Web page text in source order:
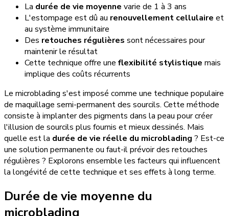
La durée de vie moyenne varie de 1 à 3 ans
L'estompage est dû au renouvellement cellulaire et
au système immunitaire
Des retouches régulières sont nécessaires pour
maintenir le résultat
Cette technique offre une flexibilité stylistique mais
implique des coûts récurrents
Le microblading s'est imposé comme une technique populaire
de maquillage semi-permanent des sourcils. Cette méthode
consiste à implanter des pigments dans la peau pour créer
l'illusion de sourcils plus fournis et mieux dessinés. Mais
quelle est la durée de vie réelle du microblading ? Est-ce
une solution permanente ou faut-il prévoir des retouches
régulières ? Explorons ensemble les facteurs qui influencent
la longévité de cette technique et ses effets à long terme.
Durée de vie moyenne du
microblading